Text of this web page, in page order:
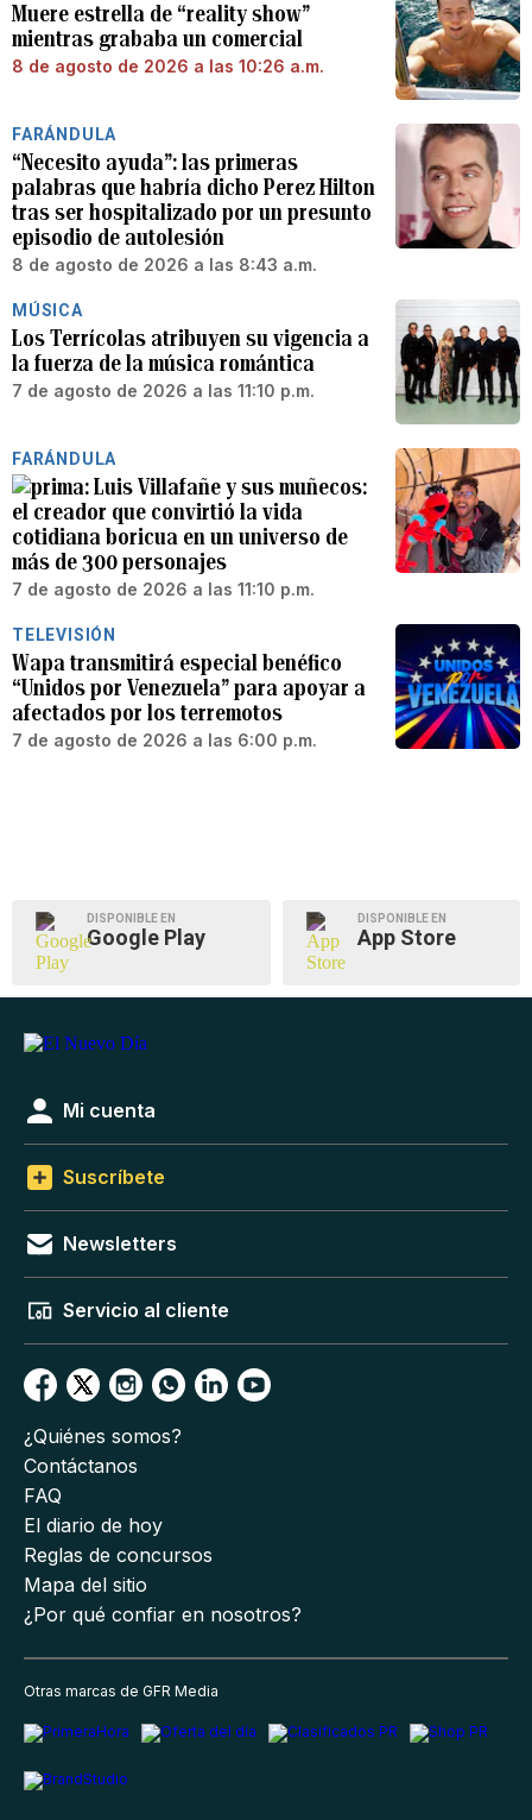
Muere estrella de “reality show”
mientras grababa un comercial
8 de agosto de 2026 a las 10:26 a.m.
FARÁNDULA
“Necesito ayuda”: las primeras
palabras que habría dicho Perez Hilton
tras ser hospitalizado por un presunto
episodio de autolesión
8 de agosto de 2026 a las 8:43 a.m.
MÚSICA
Los Terrícolas atribuyen su vigencia a
la fuerza de la música romántica
7 de agosto de 2026 a las 11:10 p.m.
FARÁNDULA
Luis Villafañe y sus muñecos:
el creador que convirtió la vida
cotidiana boricua en un universo de
más de 300 personajes
7 de agosto de 2026 a las 11:10 p.m.
TELEVISIÓN
Wapa transmitirá especial benéfico
“Unidos por Venezuela” para apoyar a
afectados por los terremotos
7 de agosto de 2026 a las 6:00 p.m.
DISPONIBLE EN
Google Play
DISPONIBLE EN
App Store
Mi cuenta
Suscríbete
Newsletters
Servicio al cliente
¿Quiénes somos?
Contáctanos
FAQ
El diario de hoy
Reglas de concursos
Mapa del sitio
¿Por qué confiar en nosotros?
Otras marcas de GFR Media